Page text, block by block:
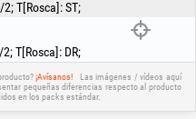
2;T[Rosca]:ST;
2;T[Rosca]: DR;
¡Avísanos!
Las imágenes / vídeos aquí
pequeñas diferencias respecto al producto
en los packs estándar.